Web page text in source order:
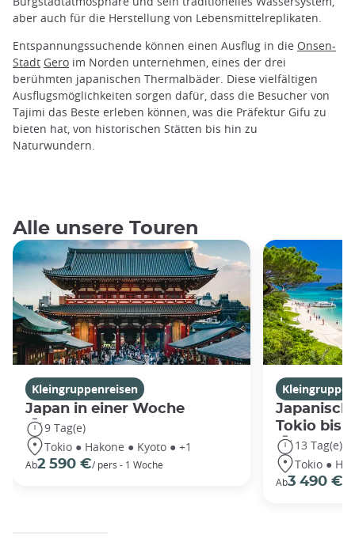
aber auch für die Herstellung von Lebensmittelreplikaten.
Entspannungssuchende können einen Ausflug in die Onsen-
Stadt Gero im Norden unternehmen, eines der drei
berühmten japanischen Thermalbäder. Diese vielfältigen
Ausflugsmöglichkeiten sorgen dafür, dass die Besucher von
Tajimi das Beste erleben können, was die Präfektur Gifu zu
bieten hat, von historischen Stätten bis hin zu
Naturwundern.
Alle unsere Touren
Kleingruppenreisen
Japan in einer Woche
9 Tag(e)
Tokio ● Hakone ● Kyoto ● +1
Ab2 590 €/ pers - 1 Woche
Tokio bis
13 Tag(e)
Tokio ●
Ab3 490 €